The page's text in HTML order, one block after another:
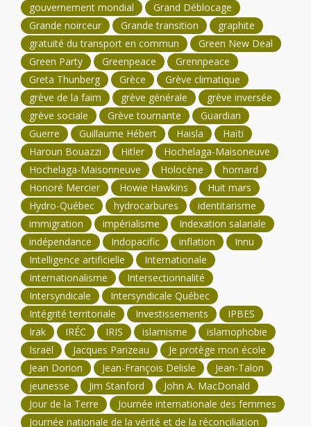
gouvernement mondial
Grand Déblocage
Grande noirceur
Grande transition
graphite
gratuité du transport en commun
Green New Deal
Green Party
Greenpeace
Grennpeace
Greta Thunberg
Grèce
Grève climatique
grève de la faim
grève générale
grève inversée
grève sociale
Grève tournante
Guardian
Guerre
Guillaume Hébert Haisla
Haïti
Haroun Bouazzi
Hitler
Hochelaga-Maisoneuve
Hochelaga-Maisonneuve
Holocène
homard
Honoré Mercier
Howie Hawkins
Huit mars
Hydro-Québec
hydrocarbures
identitarisme
immigration
impérialisme
Indexation salariale
indépendance
Indopacific inflation
Innu
Intelligence artificielle
Internationale
Internationalisme
Intersectionnalité
Intersyndicale
Intersyndicale Québec
Intégrité territoriale
Investissements
IPBES
Irak
IRÉC IRIS islamisme
islamophobie
Israël
Jacques Parizeau
Je protège mon école
Jean Dorion
Jean-François Delisle
Jean-Talon
jeunesse
Jim Stanford
John A. MacDonald
Jour de la Terre
Journée internationale des femmes
Journée nationale de la vérité et de la réconciliation